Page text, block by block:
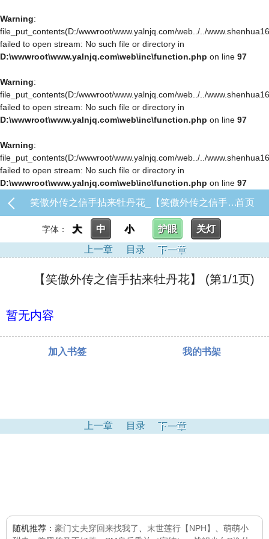
Warning:
file_put_contents(D:/wwwroot/www.yalnjq.com/web../../
failed to open stream: No such file or directory in
D:\wwwroot\www.yalnjq.com\web\inc\function.php on line 97
Warning:
file_put_contents(D:/wwwroot/www.yalnjq.com/web../../
failed to open stream: No such file or directory in
D:\wwwroot\www.yalnjq.com\web\inc\function.php on line 97
Warning:
file_put_contents(D:/wwwroot/www.yalnjq.com/web../../
failed to open stream: No such file or directory in
D:\wwwroot\www.yalnjq.com\web\inc\function.php on line 97
笑傲外传之信手拈来牡丹花_【笑傲外传之信手拈来牡丹花】首页
字体： 大 中 小 护眼
关灯
上一章
目录 下一章
【笑傲外传之信手拈来牡丹花】 (第1/1页)
暂无内容
加入书签 我的书架
上一章 目录 下一章
随机推荐： 豪门丈夫穿回来找我了 末世莲行【NPH】
萌萌小